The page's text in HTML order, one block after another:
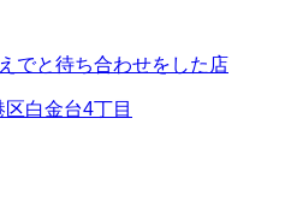
でと待ち合わせをした店
白金台4丁目